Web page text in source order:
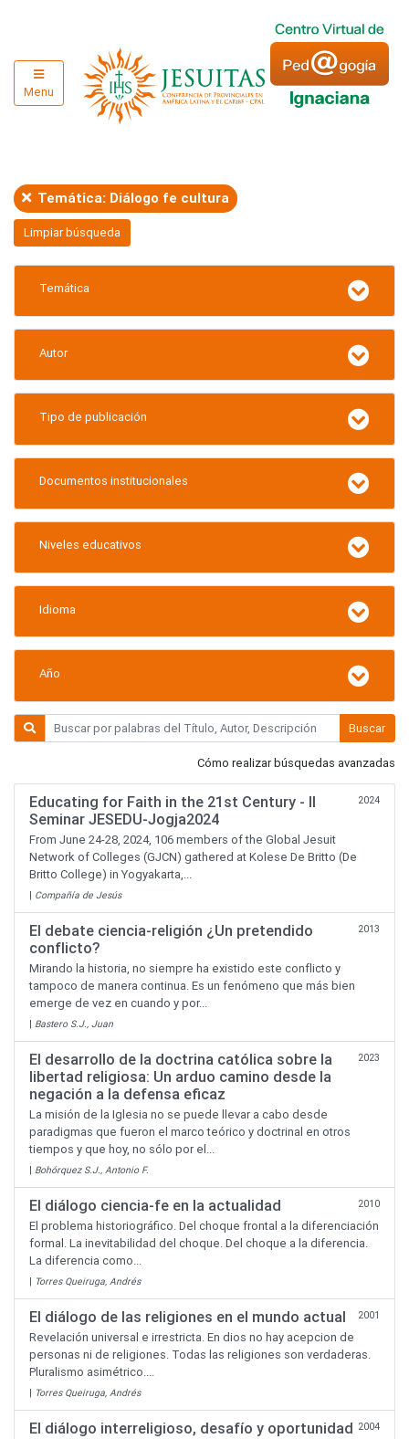
Menu
Temática: Diálogo fe cultura
Limpiar búsqueda
Buscar
Cómo realizar búsquedas avanzadas
Educating for Faith in the 21st Century - II
Seminar JESEDU-Jogja2024
2024
From June 24-28, 2024, 106 members of the Global Jesuit
Network of Colleges (GJCN) gathered at Kolese De Britto (De
Britto College) in Yogyakarta,...
| Compañía de Jesús
El debate ciencia-religión ¿Un pretendido
conflicto?
2013
Mirando la historia, no siempre ha existido este conflicto y
tampoco de manera continua. Es un fenómeno que más bien
emerge de vez en cuando y por...
| Bastero S.J., Juan
El desarrollo de la doctrina católica sobre la
libertad religiosa: Un arduo camino desde la
negación a la defensa eficaz
2023
La misión de la Iglesia no se puede llevar a cabo desde
paradigmas que fueron el marco teórico y doctrinal en otros
tiempos y que hoy, no sólo por el...
| Bohórquez S.J., Antonio F.
El diálogo ciencia-fe en la actualidad 2010
El problema historiográfico. Del choque frontal a la diferenciación
formal. La inevitabilidad del choque. Del choque a la diferencia.
La diferencia como...
| Torres Queiruga, Andrés
El diálogo de las religiones en el mundo actual 2001
Revelación universal e irrestricta. En dios no hay acepcion de
personas ni de religiones. Todas las religiones son verdaderas.
Pluralismo asimétrico....
| Torres Queiruga, Andrés
El diálogo interreligioso, desafío y oportunidad 2004
Temática
Autor
Tipo de publicación
Documentos institucionales
Niveles educativos
Idioma
Año